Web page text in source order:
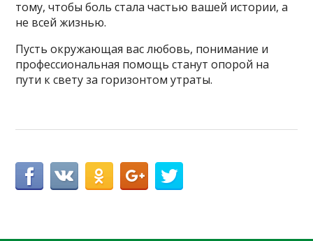
тому, чтобы боль стала частью вашей истории, а
не всей жизнью.
Пусть окружающая вас любовь, понимание и
профессиональная помощь станут опорой на
пути к свету за горизонтом утраты.